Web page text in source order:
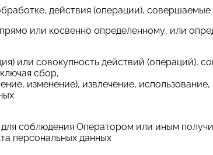
действия (операции),
или косвенно определенному, или
или совокупность действий (операций),
сбор,
изменение), извлечение,
для соблюдения Оператором или иным
персональных данных